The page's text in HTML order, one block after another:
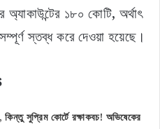
১৮০ কোটি, অর্থাৎ
স্তব্ধ করে দেওয়া হয়েছে।
কিন্তু সুপ্রিম কোর্টে রক্ষাকবচ! অভিষেকের